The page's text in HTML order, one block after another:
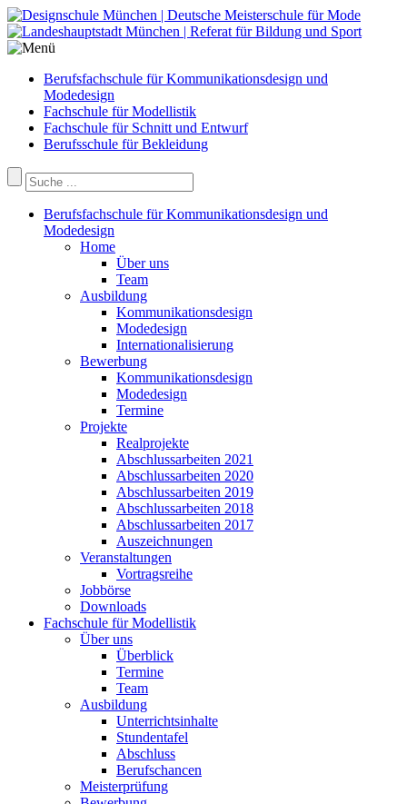
Berufsfachschule für Kommunikationsdesign und
Modedesign
Fachschule für Modellistik
Fachschule für Schnitt und Entwurf
Berufsschule für Bekleidung
Berufsfachschule für Kommunikationsdesign und
Modedesign
Home
Über uns
Team
Ausbildung
Kommunikationsdesign
Modedesign
Internationalisierung
Bewerbung
Kommunikationsdesign
Modedesign
Termine
Projekte
Realprojekte
Abschlussarbeiten 2021
Abschlussarbeiten 2020
Abschlussarbeiten 2019
Abschlussarbeiten 2018
Abschlussarbeiten 2017
Auszeichnungen
Veranstaltungen
Vortragsreihe
Jobbörse
Downloads
Fachschule für Modellistik
Über uns
Überblick
Termine
Team
Ausbildung
Unterrichtsinhalte
Stundentafel
Abschluss
Berufschancen
Meisterprüfung